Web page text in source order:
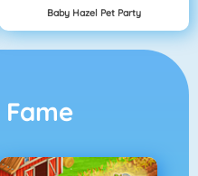
Baby Hazel Pet Party
Fame